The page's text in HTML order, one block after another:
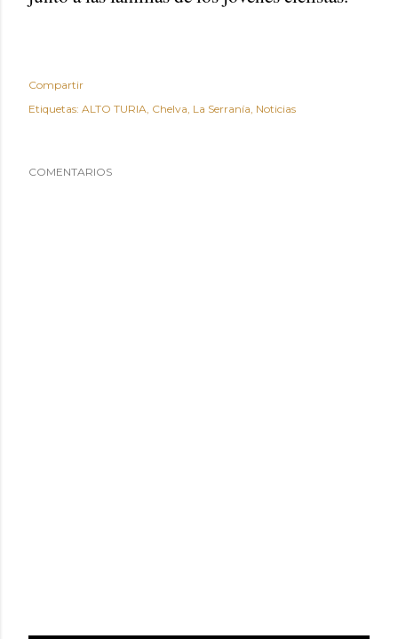
Compartir
Etiquetas: ALTO TURIA Chelva La Serranía Noticias
COMENTARIOS